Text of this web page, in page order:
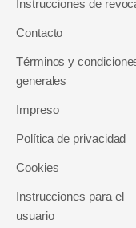
Instrucciones de
Contacto
Términos y
generales
Impreso
Política de privacidad
Cookies
Instrucciones para el
usuario